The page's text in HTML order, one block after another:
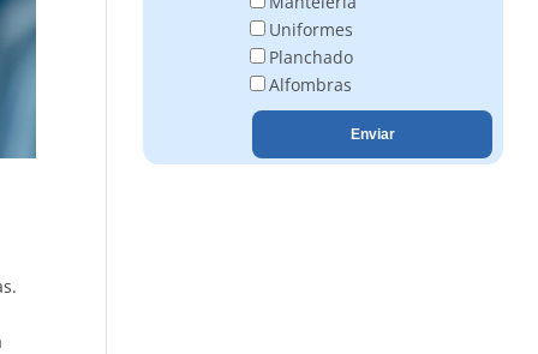
Uniformes
Planchado
Alfombras